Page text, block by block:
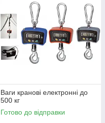
Ваги кранові електронні до
500 кг
Готово до відправки